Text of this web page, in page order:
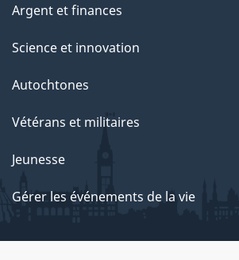
Argent et finances
Science et innovation
Autochtones
Vétérans et militaires
Jeunesse
Gérer les événements de la vie